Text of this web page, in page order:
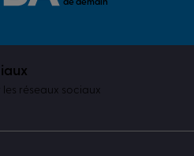
de demain
les réseaux sociaux